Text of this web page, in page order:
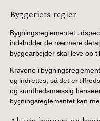
Information
Byggeriets regler
Bygningsreglementet
indeholder de nærmere
byggearbejder skal leve op til.
Kravene i
og indrettes, så det er
og sundhedsmæssig
bygningsreglementet kan